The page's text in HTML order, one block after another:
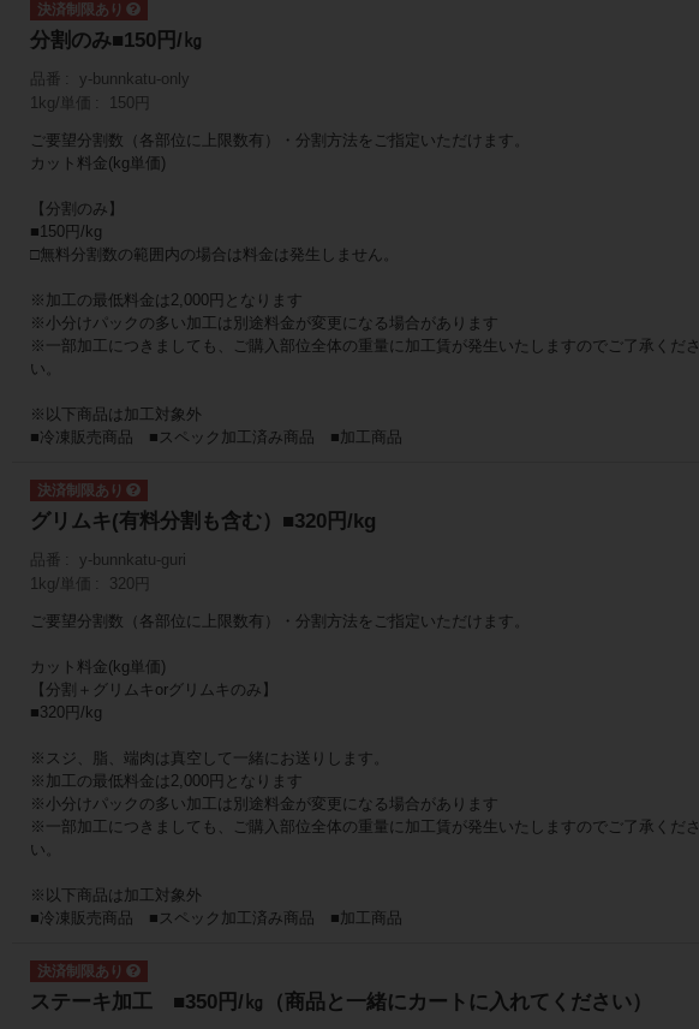
分割のみ■150円/㎏
品番
y-bunnkatu-only
1kg/単価
150円
ご要望分割数（各部位に上限数有）・分割方法をご指定いただけます。
カット料金(kg単価)
【分割のみ】
■150円/kg
□無料分割数の範囲内の場合は料金は発生しません。
※加工の最低料金は2,000円となります
※小分けパックの多い加工は別途料金が変更になる場合があります
※一部加工につきましても、ご購入部位全体の重量に加工賃が発生いたしますのでご了承くださ
い。
※以下商品は加工対象外
■冷凍販売商品 ■スペック加工済み商品 ■加工商品
グリムキ(有料分割も含む）■320円/kg
品番
y-bunnkatu-guri
1kg/単価
320円
ご要望分割数（各部位に上限数有）・分割方法をご指定いただけます。
カット料金(kg単価)
【分割＋グリムキorグリムキのみ】
■320円/kg
※スジ、脂、端肉は真空して一緒にお送りします。
※加工の最低料金は2,000円となります
※小分けパックの多い加工は別途料金が変更になる場合があります
※一部加工につきましても、ご購入部位全体の重量に加工賃が発生いたしますのでご了承くださ
い。
※以下商品は加工対象外
■冷凍販売商品 ■スペック加工済み商品 ■加工商品
ステーキ加工 ■350円/㎏（商品と一緒にカートに入れてください）